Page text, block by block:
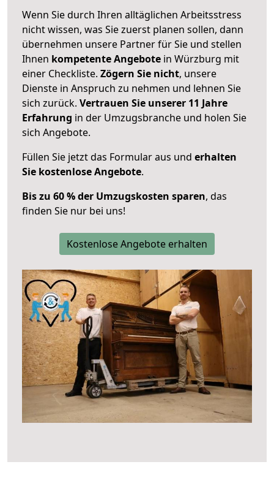
Wenn Sie durch Ihren alltäglichen Arbeitsstress
nicht wissen, was Sie zuerst planen sollen, dann
übernehmen unsere Partner für Sie und stellen
Ihnen kompetente Angebote in Würzburg mit
einer Checkliste. Zögern Sie nicht, unsere
Dienste in Anspruch zu nehmen und lehnen Sie
sich zurück. Vertrauen Sie unserer 11 Jahre
Erfahrung in der Umzugsbranche und holen Sie
sich Angebote.
Füllen Sie jetzt das Formular aus und erhalten
Sie kostenlose Angebote.
Bis zu 60 % der Umzugskosten sparen, das
finden Sie nur bei uns!
Kostenlose Angebote erhalten